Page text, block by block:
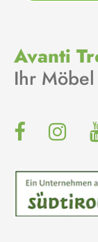
Avanti
Ihr